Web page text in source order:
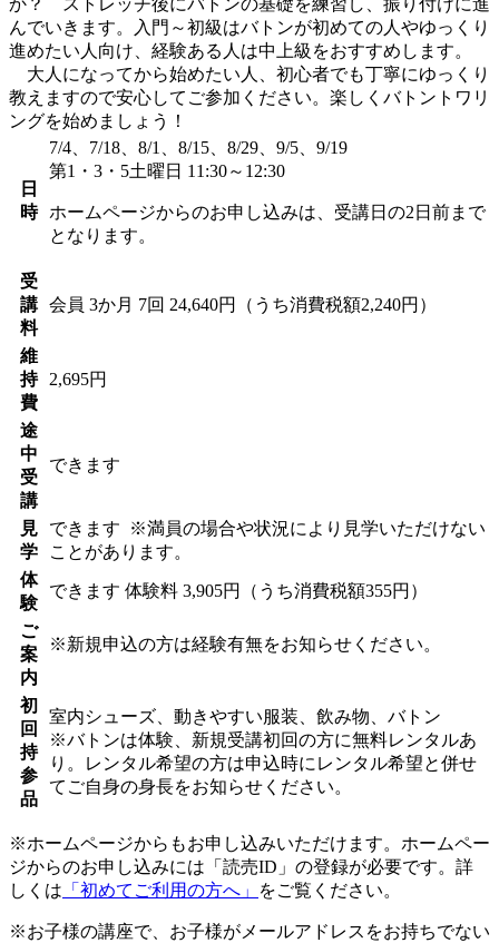
んでいきます。入門～初級はバトンが初めての人やゆっくり
進めたい人向け、経験ある人は中上級をおすすめします。
大人になってから始めたい人、初心者でも丁寧にゆっくり
教えますので安心してご参加ください。楽しくバトントワリ
ングを始めましょう！
日
時
7/4、7/18、8/1、8/15、8/29、9/5、9/19
第1・3・5土曜日 11:30～12:30
ホームページからのお申し込みは、受講日の2日前まで
となります。
受
講
料
会員 3か月 7回 24,640円（うち消費税額2,240円）
維
持
費
2,695円
途
中
受
講
できます
見
学
できます
※満員の場合や状況により見学いただけない
ことがあります。
体
験
できます 体験料 3,905円（うち消費税額355円）
ご
案
内
※新規申込の方は経験有無をお知らせください。
初
回
持
参
品
室内シューズ、動きやすい服装、飲み物、バトン
※バトンは体験、新規受講初回の方に無料レンタルあ
り。レンタル希望の方は申込時にレンタル希望と併せ
てご自身の身長をお知らせください。
※ホームページからもお申し込みいただけます。ホームペー
ジからのお申し込みには「読売ID」の登録が必要です。詳
しくは 「初めてご利用の方へ」 をご覧ください。
※お子様の講座で、お子様がメールアドレスをお持ちでない